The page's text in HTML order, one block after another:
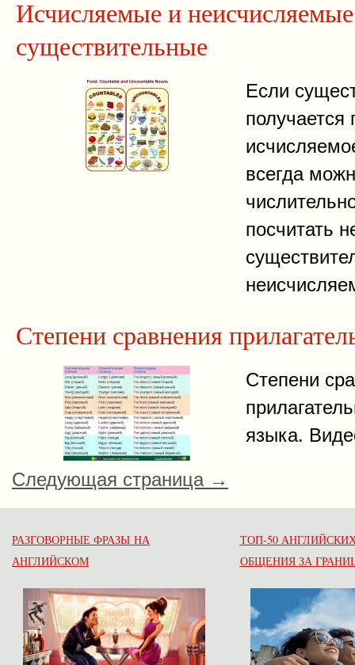
Исчисляемые и неисчисляемые
существительные
Если
получается
всегда
посчитать
Степени сравнения
Степени
языка.
Следующая страница →
РАЗГОВОРНЫЕ ФРАЗЫ НА
АНГЛИЙСКОМ
ТОП-50
ОБЩЕНИЯ ЗА